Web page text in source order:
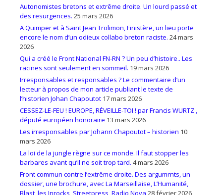
Autonomistes bretons et extrême droite. Un lourd passé et
des resurgences. 25 mars 2026
A Quimper et à Saint Jean Trolimon, Finistère, un lieu porte
encore le nom d’un odieux collabo breton raciste. 24 mars
2026
Qui a créé le Front National FN-RN ? Un peu d’histoire.. Les
racines sont seulement en sommeil. 19 mars 2026
Irresponsables et responsables ? Le commentaire d’un
lecteur à propos de mon article publiant le texte de
l’historien Johan Chapoutot 17 mars 2026
CESSEZ-LE-FEU ! EUROPE, RÉVEILLE-TOI ! par Francis WURTZ ,
député européen honoraire 13 mars 2026
Les irresponsables par Johann Chapoutot – historien 10
mars 2026
La loi de la jungle règne sur ce monde. Il faut stopper les
barbares avant qu’il ne soit trop tard. 4 mars 2026
Front commun contre l’extrême droite. Des argumrnts, un
dossier, une brochure, avec La Marseillaise, L’Humanité,
Blast, les Inrocks, Streetpress, Radio Nova 28 février 2026